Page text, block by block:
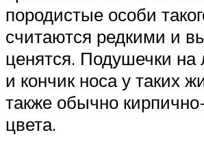
породистые особи
считаются редкими и
ценятся. Подушечки на
и кончик носа у таких
также обычно
цвета.